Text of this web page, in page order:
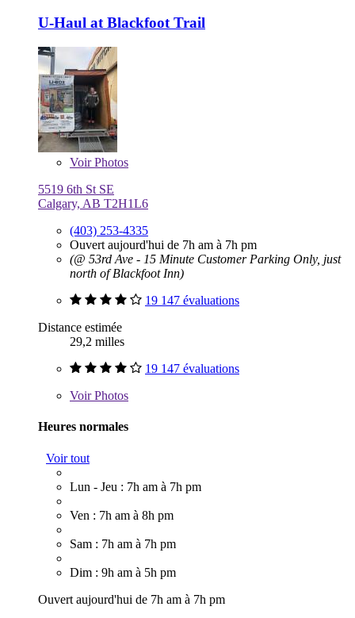
U-Haul at Blackfoot Trail
VoirPhotos
5519 6th St SE
Calgary, AB T2H1L6
(403) 253-4335
Ouvert aujourd'hui de 7h am à 7h pm
(@ 53rd Ave - 15 Minute Customer Parking Only, just
north of Blackfoot Inn)
19 147 évaluations
Distance estimée
29,2 milles
19 147 évaluations
VoirPhotos
Heures normales
Voir tout
Lun - Jeu : 7h am à 7h pm
Ven : 7h am à 8h pm
Sam : 7h am à 7h pm
Dim : 9h am à 5h pm
Ouvert aujourd'hui de 7h am à 7h pm